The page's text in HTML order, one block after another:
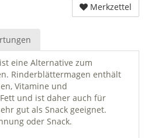
Merkzettel
eine Alternative zum
Rinderblättermagen enthält
Vitamine und
und ist daher auch für
gut als Snack geeignet.
oder Snack.